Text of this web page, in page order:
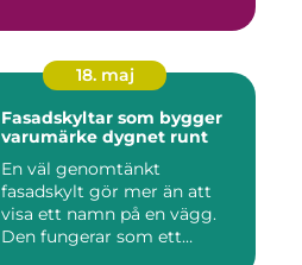
18. maj
Fasadskyltar som bygger
varumärke dygnet runt
En väl genomtänkt
fasadskylt gör mer än att
visa ett namn på en vägg.
Den fungerar som ett